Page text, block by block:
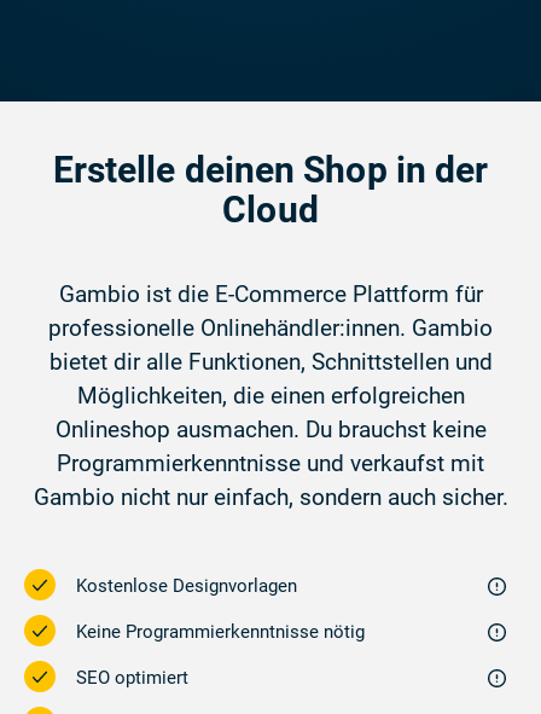
Erstelle deinen Shop in der
Cloud
Gambio ist die E-Commerce Plattform für
professionelle Onlinehändler:innen. Gambio
bietet dir alle Funktionen, Schnittstellen und
Möglichkeiten, die einen erfolgreichen
Onlineshop ausmachen. Du brauchst keine
Programmierkenntnisse und verkaufst mit
Gambio nicht nur einfach, sondern auch sicher.
Kostenlose Designvorlagen
Keine Programmierkenntnisse nötig
SEO optimiert